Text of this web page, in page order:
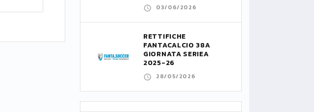
03/06/2026
RETTIFICHE
FANTACALCIO 38A
GIORNATA SERIEA
2025-26
28/05/2026